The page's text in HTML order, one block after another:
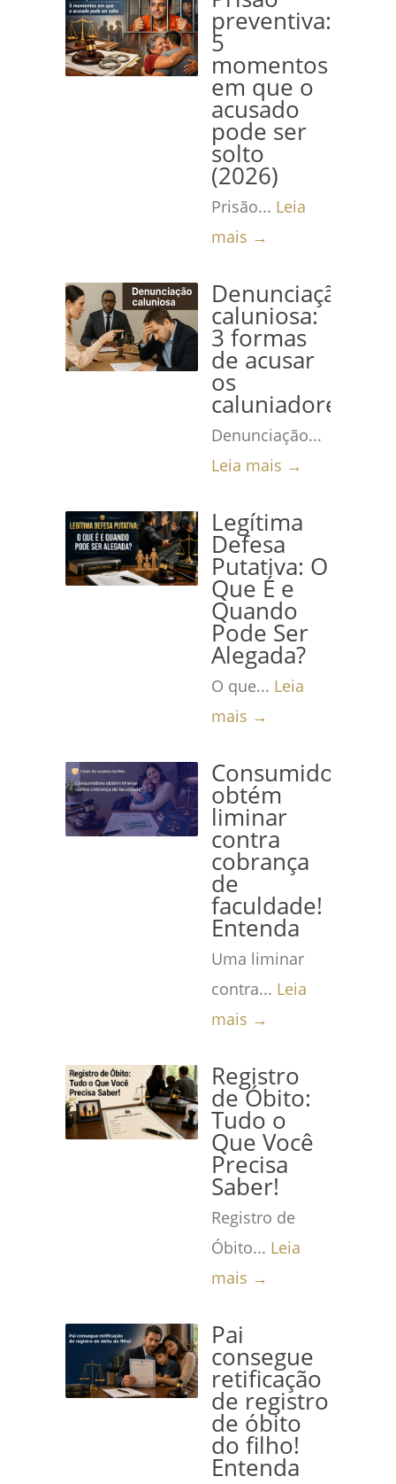
preventiva:
5
momentos
em que o
acusado
pode ser
solto
(2026)
Prisão... Leia
mais →
Denunciação
caluniosa:
3 formas
de acusar
os
caluniadores
Denunciação...
Leia mais →
Legítima
Defesa
Putativa: O
Que É e
Quando
Pode Ser
Alegada?
O que... Leia
mais →
Consumidora
obtém
liminar
contra
cobrança
de
faculdade!
Entenda
Uma liminar
contra... Leia
mais →
Registro
de Óbito:
Tudo o
Que Você
Precisa
Saber!
Registro de
Óbito... Leia
mais →
Pai
consegue
retificação
de registro
de óbito
do filho!
Entenda